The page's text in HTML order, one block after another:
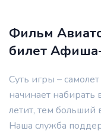
Фильм
билет
Суть игры –
начинает
летит, тем
Наша служба